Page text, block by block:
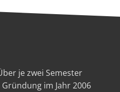
je zwei Semester
im Jahr 2006